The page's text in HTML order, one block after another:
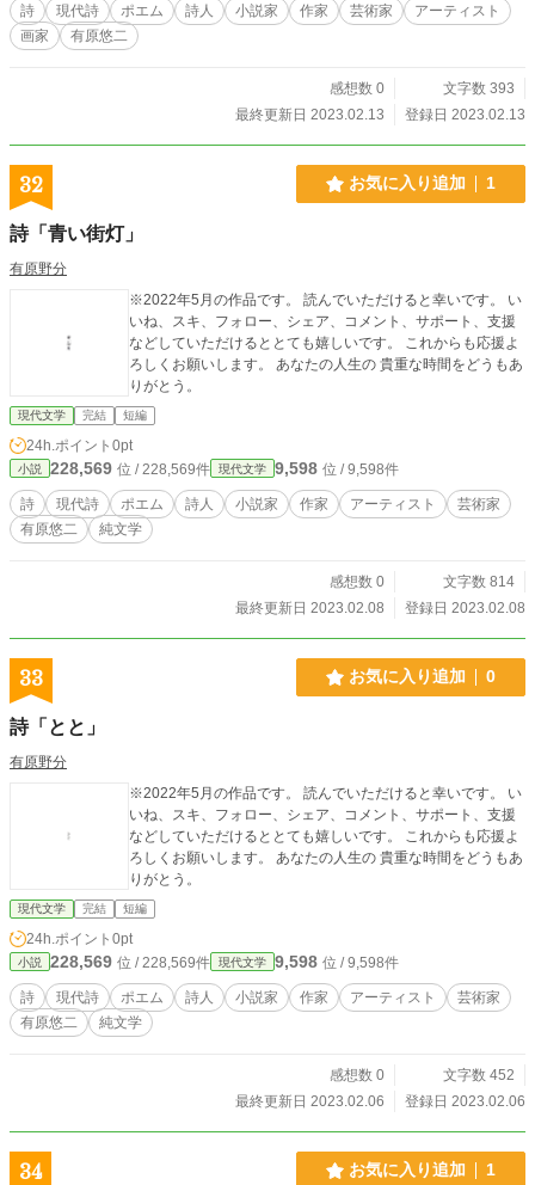
詩 現代詩 ポエム 詩人 小説家 作家 芸術家
アーティスト
画家
有原悠二
感想数 0
文字数 393
最終更新日 2023.02.13
登録日 2023.02.13
32 お気に入り追加 1
詩「青い街灯」
有原野分
※2022年5月の作品です。 読んでいただけると幸いです。 い
いね、スキ、フォロー、シェア、コメント、サポート、支援
などしていただけるととても嬉しいです。 これからも応援よ
ろしくお願いします。 あなたの人生の 貴重な時間をどうもあ
りがとう。
現代文学 完結 短編
24h.ポイント 0pt
小説 228,569 位 / 228,569件 現代文学 9,598 位 / 9,598件
詩 現代詩 ポエム 詩人 小説家 作家 アーティスト
芸術家
有原悠二
純文学
感想数 0
文字数 814
最終更新日 2023.02.08
登録日 2023.02.08
33 お気に入り追加 0
詩「とと」
有原野分
※2022年5月の作品です。 読んでいただけると幸いです。 い
いね、スキ、フォロー、シェア、コメント、サポート、支援
などしていただけるととても嬉しいです。 これからも応援よ
ろしくお願いします。 あなたの人生の 貴重な時間をどうもあ
りがとう。
現代文学 完結 短編
24h.ポイント 0pt
小説 228,569 位 / 228,569件 現代文学 9,598 位 / 9,598件
詩 現代詩 ポエム 詩人 小説家 作家 アーティスト
芸術家
有原悠二
純文学
感想数 0
文字数 452
最終更新日 2023.02.06
登録日 2023.02.06
34 お気に入り追加 1